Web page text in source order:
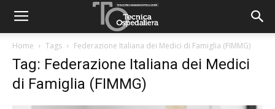
Home Tags Federazione Italiana dei Medici di Famiglia (FIMMG)
Tag: Federazione Italiana dei Medici
di Famiglia (FIMMG)